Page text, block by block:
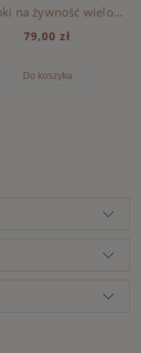
Torebki na żywność wielokrotnego użytku KEITH Liewood - PEACH / SEA SHELL
79,00 zł
Do koszyka